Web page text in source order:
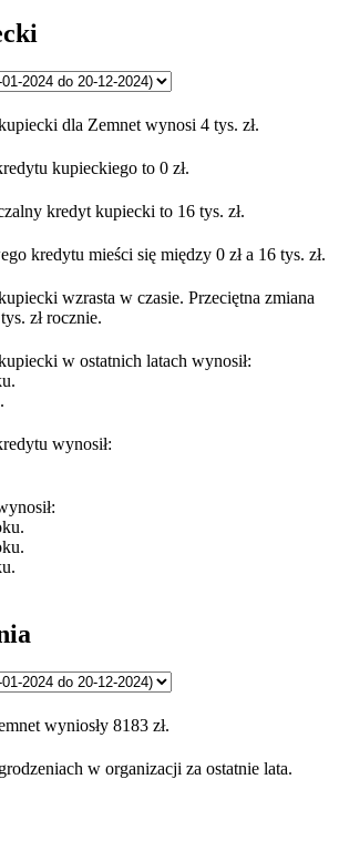
dla Zemnet wynosi 4 tys. zł.
kupieckiego to 0 zł.
kredyt kupiecki to 16 tys. zł.
kredytu mieści się między 0 zł a 16 tys. zł.
wzrasta w czasie. Przeciętna zmiana
zł rocznie.
w ostatnich latach wynosił:
wynosił:
wyniosły 8183 zł.
w organizacji za ostatnie lata.